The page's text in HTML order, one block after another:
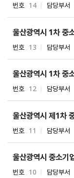
번호 14 담당부서
번호 13 담당부서
번호 12 담당부서
번호 11 담당부서
번호 10 담당부서